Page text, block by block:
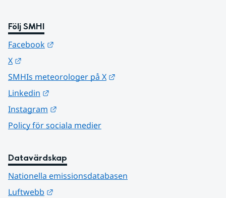
Följ SMHI
Facebook
X
SMHIs meteorologer på X
Linkedin
Instagram
Policy för sociala medier
Datavärdskap
Nationella emissionsdatabasen
Luftwebb